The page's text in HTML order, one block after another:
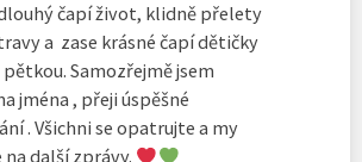
čapí život, klidně přelety
a zase krásné čapí dětičky
Samozřejmě jsem
jména , přeji úspěšné
. Všichni se opatrujte a my
na další zprávy.